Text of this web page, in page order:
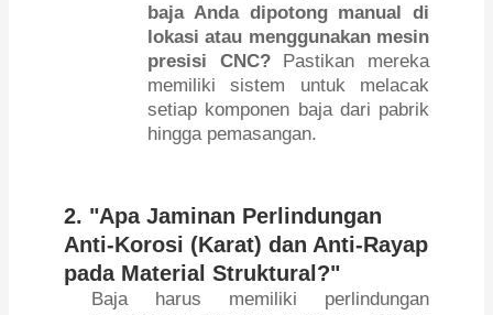
baja Anda dipotong manual di
lokasi atau menggunakan mesin
presisi CNC?Pastikan mereka
memiliki sistem untuk melacak
setiap komponen baja dari pabrik
hingga pemasangan.
2. "Apa Jaminan Perlindungan
Anti-Korosi (Karat) dan Anti-Rayap
pada Material Struktural?"
Baja harus memiliki perlindungan